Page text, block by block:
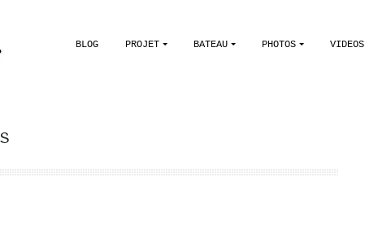
BLOG PROJET BATEAU PHOTOS VIDEOS